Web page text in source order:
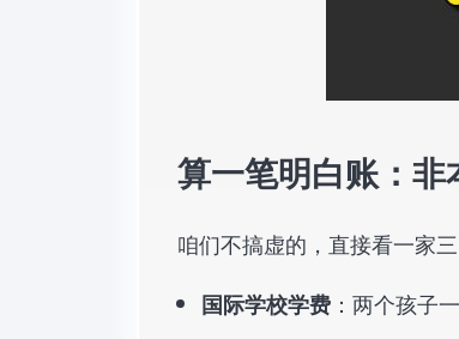
算一笔明白账：
咱们不搞虚的，直接看一家
国际学校学费 ：两个孩子